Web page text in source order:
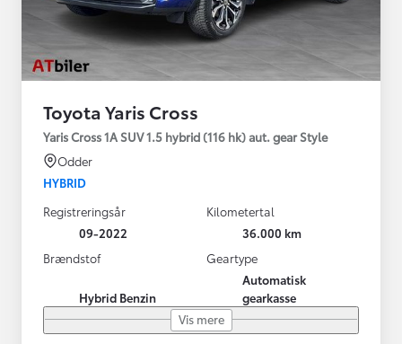
Toyota Yaris Cross
Yaris Cross 1A SUV 1.5 hybrid (116 hk) aut. gear Style
Odder
HYBRID
Registreringsår
09-2022
Kilometertal
36.000 km
Brændstof
Hybrid Benzin
Geartype
Automatisk
gearkasse
Vis mere